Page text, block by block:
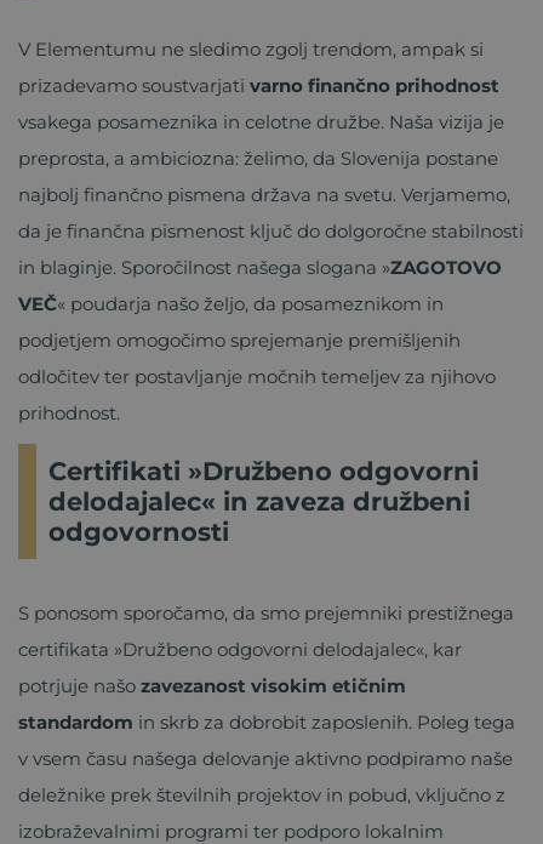
V Elementumu ne sledimo zgolj trendom, ampak si
prizadevamo soustvarjati varno finančno prihodnost
vsakega posameznika in celotne družbe. Naša vizija je
preprosta, a ambiciozna: želimo, da Slovenija postane
najbolj finančno pismena država na svetu. Verjamemo,
da je finančna pismenost ključ do dolgoročne stabilnosti
in blaginje. Sporočilnost našega slogana »ZAGOTOVO
VEČ« poudarja našo željo, da posameznikom in
podjetjem omogočimo sprejemanje premišljenih
odločitev ter postavljanje močnih temeljev za njihovo
prihodnost.
Certifikati »Družbeno odgovorni
delodajalec« in zaveza družbeni
odgovornosti
S ponosom sporočamo, da smo prejemniki prestižnega
certifikata »Družbeno odgovorni delodajalec«, kar
potrjuje našo zavezanost visokim etičnim
standardom in skrb za dobrobit zaposlenih. Poleg tega
v vsem času našega delovanje aktivno podpiramo naše
deležnike prek številnih projektov in pobud, vključno z
izobraževalnimi programi ter podporo lokalnim